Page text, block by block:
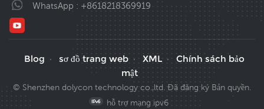
WhatsApp : +8618218369919
Blog · sơ đồ trang web · XML ·
Chính sách bảo
mật
© Shenzhen dolycon technology co.,ltd. Đã đăng ký Bản quyền.
hỗ trợ mạng ipv6